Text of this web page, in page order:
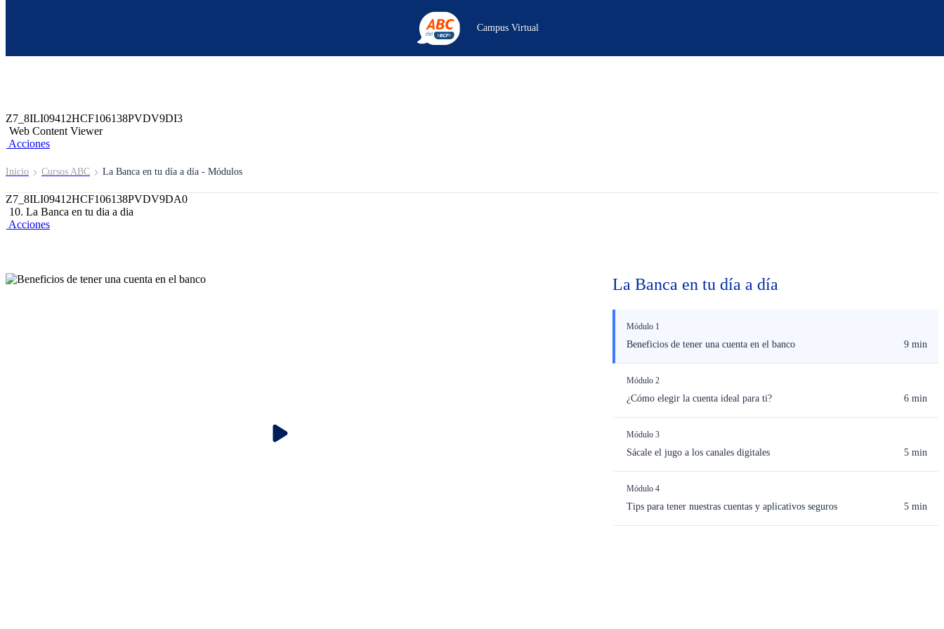
Campus Virtual
Z7_8ILI09412HCF106138PVDV9DI3
Web Content Viewer
Acciones
Inicio Cursos ABC La Banca en tu día a día - Módulos
Z7_8ILI09412HCF106138PVDV9DA0
10. La Banca en tu dia a dia
Acciones
La Banca en tu día a día
Módulo 1
Beneficios de tener una cuenta en el banco 9 min
Módulo 2
¿Cómo elegir la cuenta ideal para ti? 6 min
Módulo 3
Sácale el jugo a los canales digitales 5 min
Módulo 4
Tips para tener nuestras cuentas y aplicativos seguros 5 min